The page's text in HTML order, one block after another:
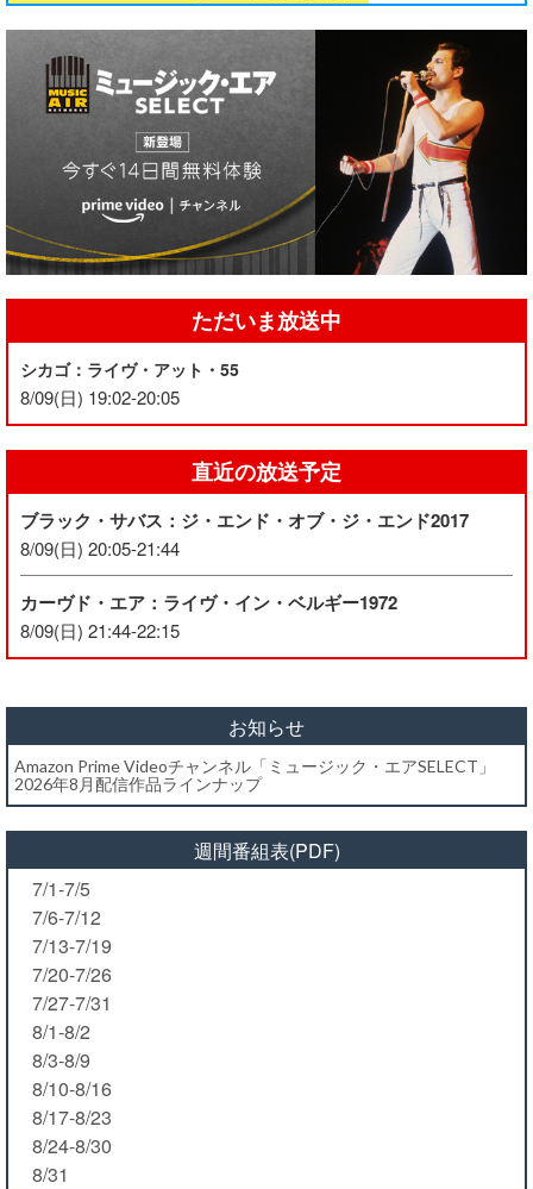
ただいま放送中
シカゴ：ライヴ・アット・55
8/09(日) 19:02-20:05
直近の放送予定
ブラック・サバス：ジ・エンド・オブ・ジ・エンド2017
8/09(日) 20:05-21:44
カーヴド・エア：ライヴ・イン・ベルギー1972
8/09(日) 21:44-22:15
お知らせ
Amazon Prime Videoチャンネル「ミュージック・エアSELECT」
2026年8月配信作品ラインナップ
週間番組表(PDF)
7/1-7/5
7/6-7/12
7/13-7/19
7/20-7/26
7/27-7/31
8/1-8/2
8/3-8/9
8/10-8/16
8/17-8/23
8/24-8/30
8/31